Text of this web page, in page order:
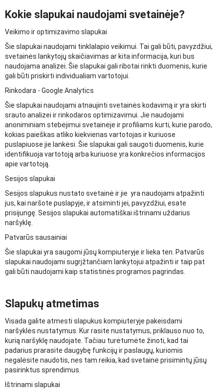
Kokie slapukai naudojami svetainėje?
Veikimo ir optimizavimo slapukai
Šie slapukai naudojami tinklalapio veikimui. Tai gali būti, pavyzdžiui,
svetainės lankytojų skaičiavimas ar kita informacija, kuri bus
naudojama analizei. Šie slapukai gali ribotai rinkti duomenis, kurie
gali būti priskirti individualiam vartotojui.
Rinkodara - Google Analytics
Šie slapukai naudojami atnaujinti svetainės kodavimą ir yra skirti
srauto analizei ir rinkodaros optimizavimui. Jie naudojami
anoniminiam stebėjimui svetainėje ir profiliams kurti, kurie parodo,
kokias paieškas atliko kiekvienas vartotojas ir kuriuose
puslapiuose jie lankėsi. Šie slapukai gali saugoti duomenis, kurie
identifikuoja vartotoją arba kuriuose yra konkrečios informacijos
apie vartotoją.
Sesijos slapukai
Sesijos slapukus nustato svetainė ir jie yra naudojami atpažinti
jus, kai naršote puslapyje, ir atsiminti jei, pavyzdžiui, esate
prisijungę. Sesijos slapukai automatiškai ištrinami uždarius
naršyklę.
Patvarūs sausainiai
Šie slapukai yra saugomi jūsų kompiuteryje ir lieka ten. Patvarūs
slapukai naudojami sugrįžtančiam lankytojui atpažinti ir taip pat
gali būti naudojami kaip statistinės programos pagrindas.
Slapukų atmetimas
Visada galite atmesti slapukus kompiuteryje pakeisdami
naršyklės nustatymus. Kur rasite nustatymus, priklauso nuo to,
kurią naršyklę naudojate. Tačiau turėtumėte žinoti, kad tai
padarius prarasite daugybę funkcijų ir paslaugų, kuriomis
negalėsite naudotis, nes tam reikia, kad svetainė prisimintų jūsų
pasirinktus sprendimus.
Ištrinami slapukai